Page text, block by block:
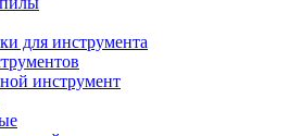
для инструмента
инструмент